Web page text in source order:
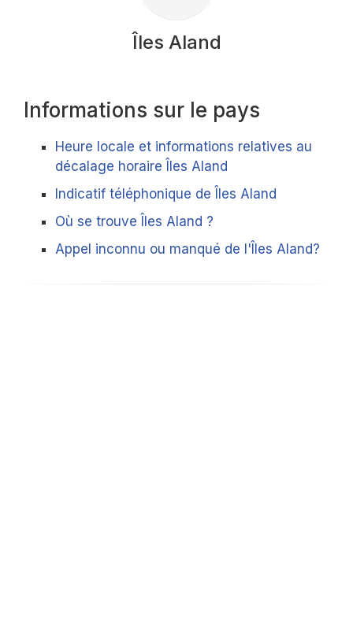
Îles Aland
Informations sur le pays
Heure locale et informations relatives au
décalage horaire Îles Aland
Indicatif téléphonique de Îles Aland
Où se trouve Îles Aland ?
Appel inconnu ou manqué de l'Îles Aland?